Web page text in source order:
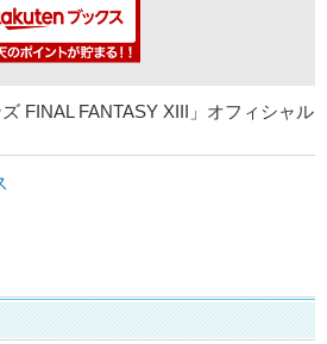
FINAL FANTASY XIII」オフィシャル